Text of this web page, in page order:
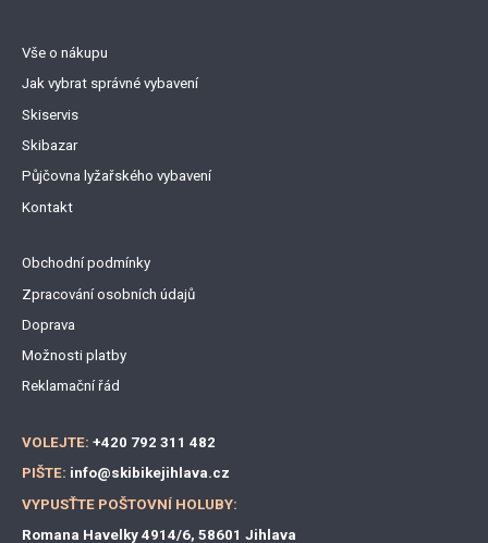
Vše o nákupu
Jak vybrat správné vybavení
Skiservis
Skibazar
Půjčovna lyžařského vybavení
Kontakt
Obchodní podmínky
Zpracování osobních údajů
Doprava
Možnosti platby
Reklamační řád
VOLEJTE: +420 792 311 482
PIŠTE: info@skibikejihlava.cz
VYPUSŤTE POŠTOVNÍ HOLUBY:
Romana Havelky 4914/6, 58601 Jihlava